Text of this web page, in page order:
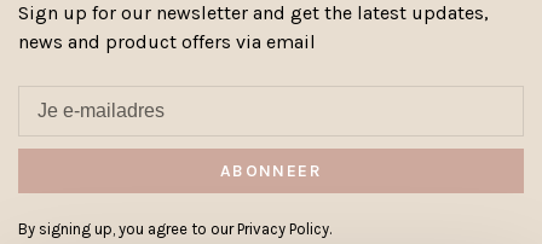
Sign up for our newsletter and get the latest updates,
news and product offers via email
ABONNEER
By signing up, you agree to our Privacy Policy.